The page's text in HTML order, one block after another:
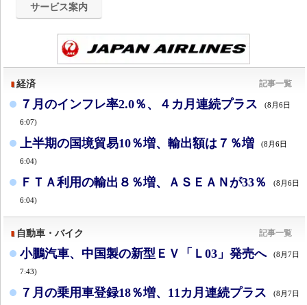
サービス案内
経済 記事一覧
７月のインフレ率2.0％、４カ月連続プラス (8月6日
6:07)
上半期の国境貿易10％増、輸出額は７％増 (8月6日
6:04)
ＦＴＡ利用の輸出８％増、ＡＳＥＡＮが33％ (8月6日
6:04)
自動車・バイク 記事一覧
小鵬汽車、中国製の新型ＥＶ「Ｌ03」発売へ (8月7日
7:43)
７月の乗用車登録18％増、11カ月連続プラス (8月7日